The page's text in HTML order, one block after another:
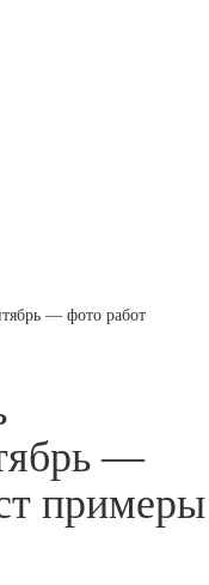
— фото работ
—
примеры